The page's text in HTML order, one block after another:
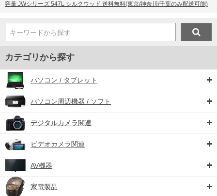
容量 JWシリーズ 547L シルクウッド 送料無料(東京/神奈川/千葉のみ配送可能)
キーワードから探す
カテゴリから探す
パソコン / タブレット
パソコン周辺機器 / ソフト
デジタルカメラ関連
ビデオカメラ関連
AV機器
家電製品